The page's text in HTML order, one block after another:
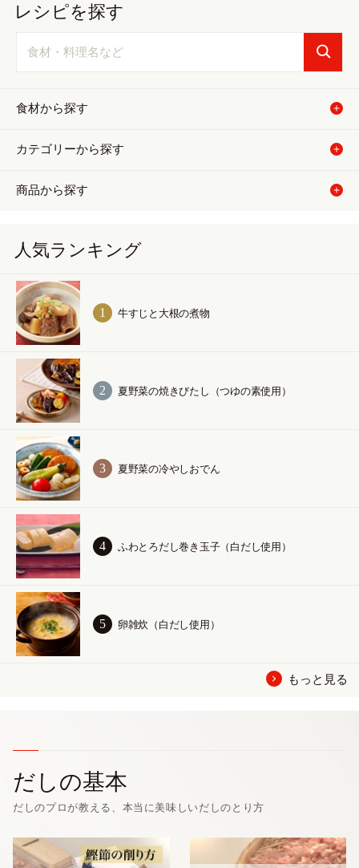
レシピを探す
食材から探す
カテゴリーから探す
商品から探す
人気ランキング
牛すじと大根の煮物
夏野菜の焼きびたし（つゆの素使用）
夏野菜の冷やしおでん
ふわとろだし巻き玉子（白だし使用）
卵雑炊（白だし使用）
もっと見る
だしの基本
だしのプロが教える、本当に美味しいだしのとり方